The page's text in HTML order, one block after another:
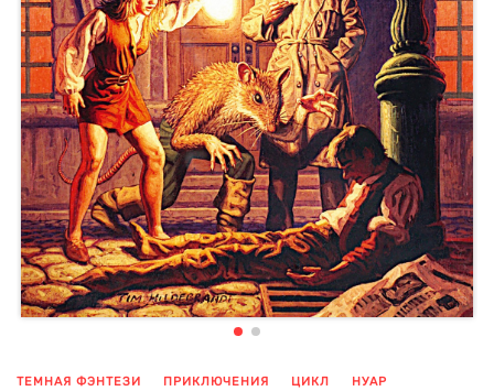
ТЕМНАЯ ФЭНТЕЗИ ПРИКЛЮЧЕНИЯ ЦИКЛ
НУАР